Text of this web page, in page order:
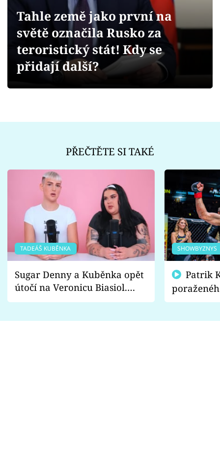
Videa
Sledujte prima+
Tahle země jako první na
světě označila Rusko za
teroristický stát! Kdy se
přidají další?
PŘEČTĚTE SI TAKÉ
TADEÁŠ KUBĚNKA
Sugar Denny a Kuběnka opět
útočí na Veronicu Biasiol.
Proč je podle nich falešná a
SHOWBYZNYS
fanoušci